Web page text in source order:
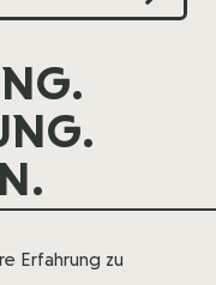
Erfahrung zu